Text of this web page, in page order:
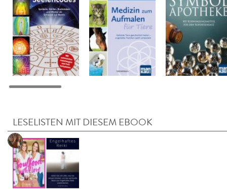
LESELISTEN MIT DIESEM EBOOK